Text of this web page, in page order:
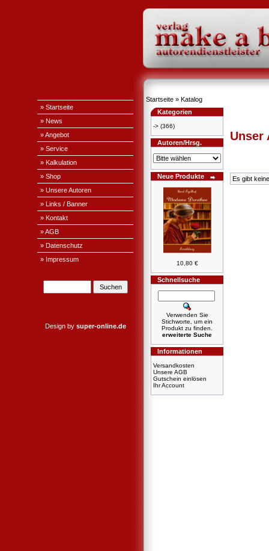
» Startseite
» News
» Angebot
» Service
» Kalkulation
» Shop
» Unsere Autoren
» Links / Banner
» Kontakt
» AGB
» Datenschutz
» Impressum
Design by super-online.de
Startseite » Katalog
Kategorien
-> (366)
Autoren/Hrsg.
Neue Produkte
10,80 €
Schnellsuche
Verwenden Sie
Stichworte, um ein
Produkt zu finden.
erweiterte Suche
Informationen
Versandkosten
Unsere AGB
Gutschein einlösen
Ihr Account
Unser
Es gibt